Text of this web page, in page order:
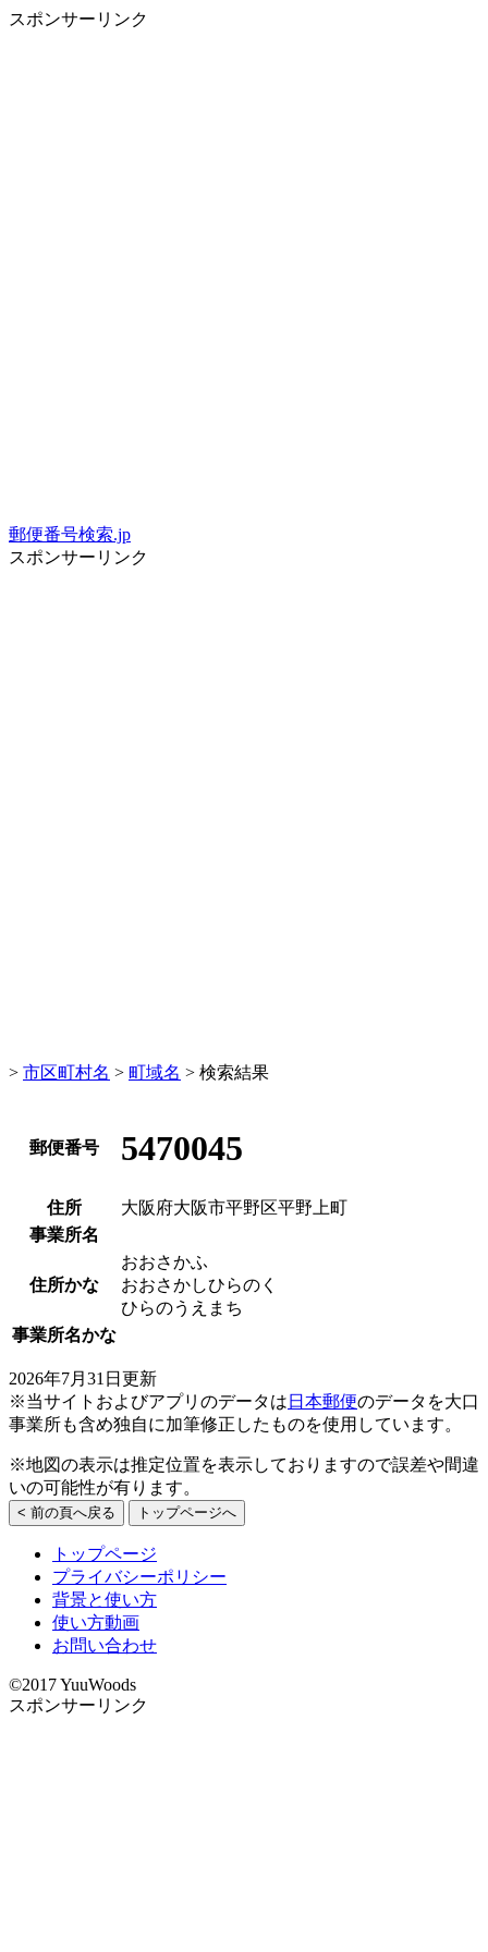
スポンサーリンク
郵便番号検索.jp
スポンサーリンク
> 市区町村名 > 町域名 > 検索結果
郵便番号 5470045
住所
大阪府大阪市平野区平野上町
事業所名
住所かな
おおさかふ
おおさかしひらのく
ひらのうえまち
事業所名かな
2026年7月31日更新
※当サイトおよびアプリのデータは 日本郵便のデータを大口
事業所も含め独自に加筆修正したものを使用しています。
※地図の表示は推定位置を表示しておりますので誤差や間違
いの可能性が有ります。
< 前の頁へ戻る トップページへ
トップページ
プライバシーポリシー
背景と使い方
使い方動画
お問い合わせ
©2017 YuuWoods
スポンサーリンク